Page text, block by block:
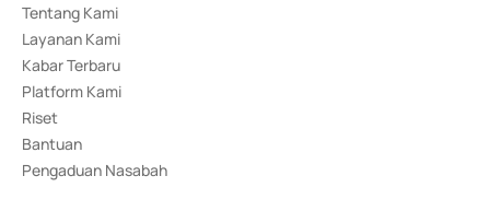
Tentang Kami
Layanan Kami
Kabar Terbaru
Platform Kami
Riset
Bantuan
Pengaduan Nasabah